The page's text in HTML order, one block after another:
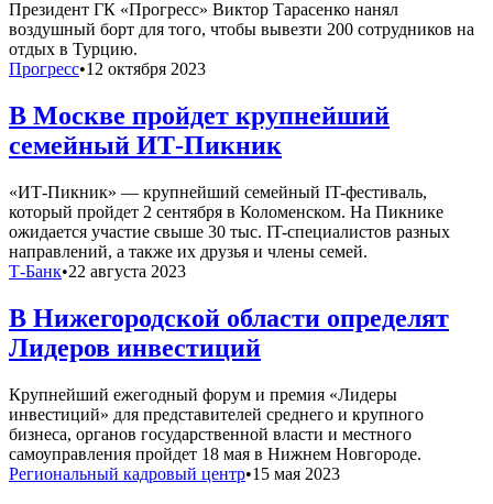
Президент ГК «Прогресс» Виктор Тарасенко нанял
воздушный борт для того, чтобы вывезти 200 сотрудников на
отдых в Турцию.
Прогресс•12 октября 2023
В Москве пройдет крупнейший
семейный ИТ-Пикник
«ИТ-Пикник» — крупнейший семейный IT-фестиваль,
который пройдет 2 сентября в Коломенском. На Пикнике
ожидается участие свыше 30 тыс. IT-специалистов разных
направлений, а также их друзья и члены семей.
Т-Банк•22 августа 2023
В Нижегородской области определят
Лидеров инвестиций
Крупнейший ежегодный форум и премия «Лидеры
инвестиций» для представителей среднего и крупного
бизнеса, органов государственной власти и местного
самоуправления пройдет 18 мая в Нижнем Новгороде.
Региональный кадровый центр•15 мая 2023